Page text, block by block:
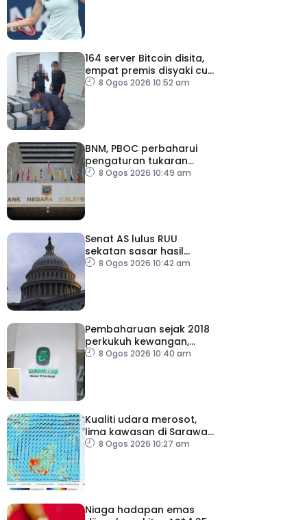
164 server Bitcoin disita,
empat premis disyaki curi
elektrik
8 Ogos 2026 10:52 am
BNM, PBOC perbaharui
pengaturan tukaran
mata wang hingga 2031
8 Ogos 2026 10:49 am
Senat AS lulus RUU
sekatan sasar hasil
tenaga Rusia
8 Ogos 2026 10:42 am
Pembaharuan sejak 2018
perkukuh kewangan,
tadbir urus TH – Pakar
8 Ogos 2026 10:40 am
Kualiti udara merosot,
lima kawasan di Sarawak
catat IPU tidak sihat
8 Ogos 2026 10:27 am
Niaga hadapan emas